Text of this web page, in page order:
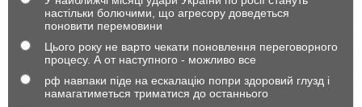
настільки болючими, що агресору доведеться
поновити перемовини
Цього року не варто чекати поновлення переговорного
процесу. А от наступного - можливо все
рф навпаки піде на ескалацію попри здоровий глузд і
намагатиметься триматися до останнього